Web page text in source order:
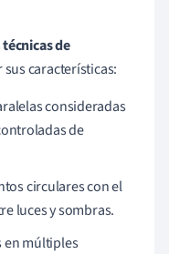
técnicas de
características:
consideradas
de
circulares con el
luces y sombras.
en múltiples